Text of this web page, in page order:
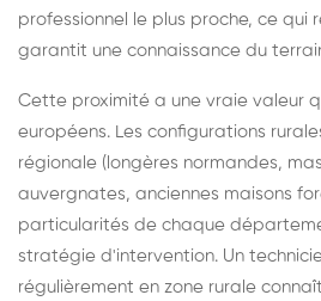
professionnel le plus proche, ce qui
garantit une connaissance du
Cette proximité a une vraie valeur
européens. Les configurations
régionale (longères normandes,
auvergnates, anciennes maisons
particularités de chaque
stratégie d'intervention. Un
régulièrement en zone rurale